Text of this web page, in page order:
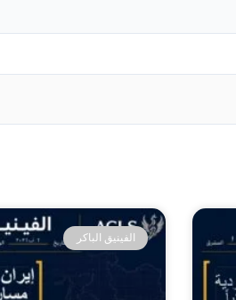
الفينيق الباكر